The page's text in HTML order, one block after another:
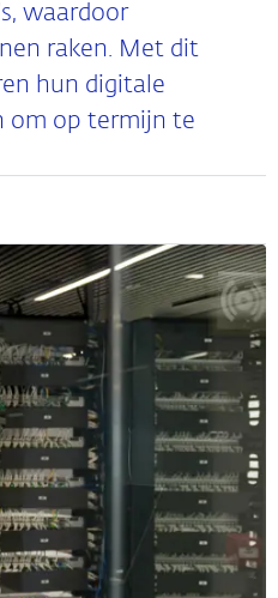
waardoor
raken. Met dit
hun digitale
om op termijn te